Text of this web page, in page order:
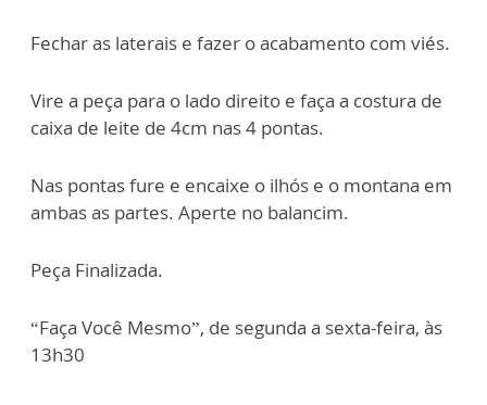
Fechar as laterais e fazer o acabamento com viés.
Vire a peça para o lado direito e faça a costura de
caixa de leite de 4cm nas 4 pontas.
Nas pontas fure e encaixe o ilhós e o montana em
ambas as partes. Aperte no balancim.
Peça Finalizada.
“Faça Você Mesmo”, de segunda a sexta-feira, às
13h30